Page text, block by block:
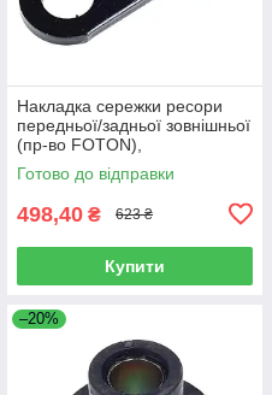
Накладка сережки ресори
передньої/задньої зовнішньої
(пр-во FOTON),
L1292150100A0
Готово до відправки
498,40 ₴ 623 ₴
Купити
–20%